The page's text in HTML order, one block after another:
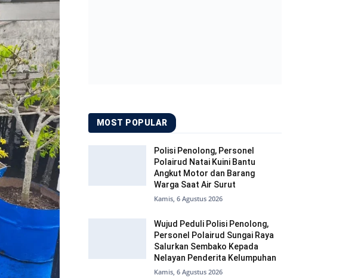
MOST POPULAR
Polisi Penolong, Personel
Polairud Natai Kuini Bantu
Angkut Motor dan Barang
Warga Saat Air Surut
Kamis, 6 Agustus 2026
Wujud Peduli Polisi Penolong,
Personel Polairud Sungai Raya
Salurkan Sembako Kepada
Nelayan Penderita Kelumpuhan
Kamis, 6 Agustus 2026